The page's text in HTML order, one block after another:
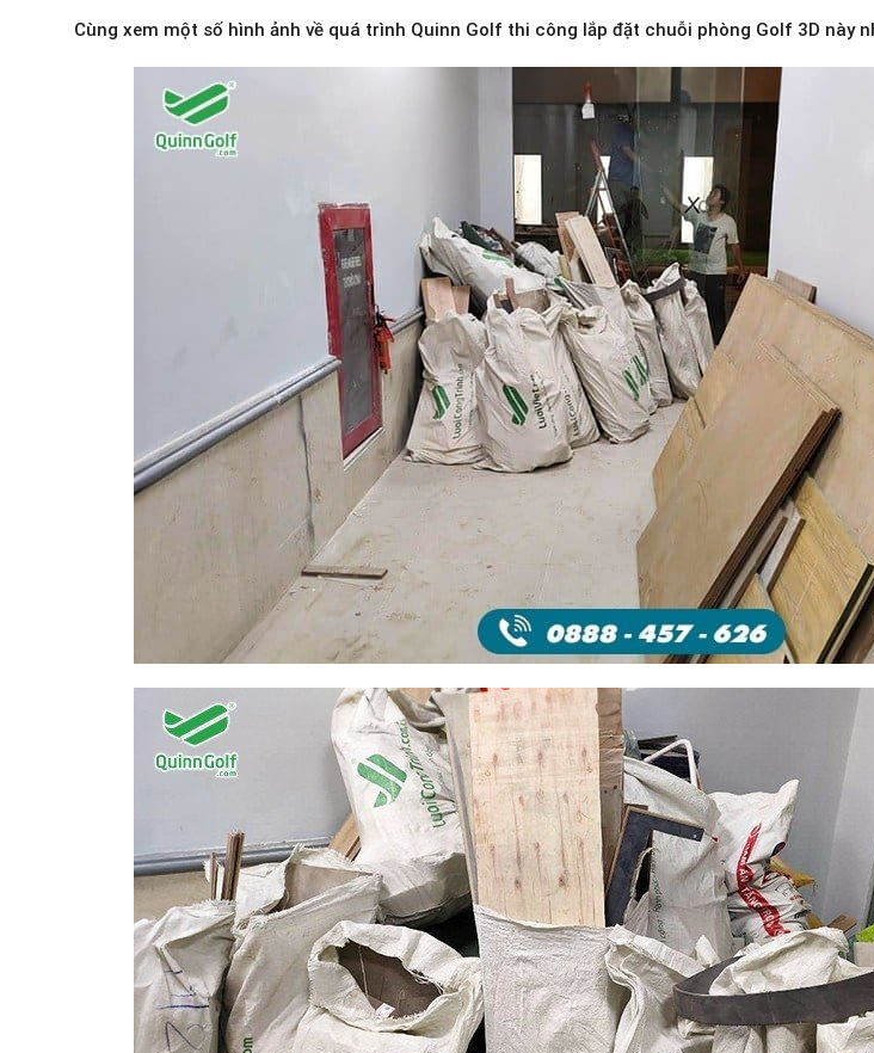
Cùng xem một số hình ảnh về quá trình Quinn Golf thi công lắp đặt chuỗi phòng Golf 3D này